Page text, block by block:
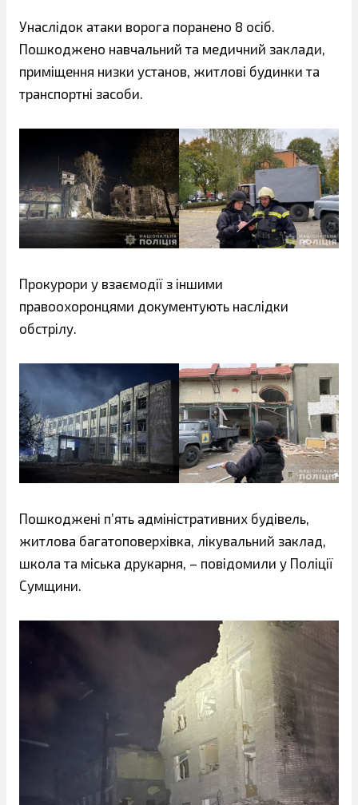
Унаслідок атаки ворога поранено 8 осіб.
Пошкоджено навчальний та медичний заклади,
приміщення низки установ, житлові будинки та
транспортні засоби.
Прокурори у взаємодії з іншими
правоохоронцями документують наслідки
обстрілу.
Пошкоджені п’ять адміністративних будівель,
житлова багатоповерхівка, лікувальний заклад,
школа та міська друкарня, – повідомили у Поліції
Сумщини.